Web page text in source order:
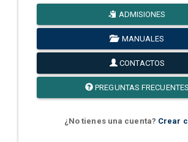
ADMISIONES
MANUALES
CONTACTOS
PREGUNTAS FRECUENTES
¿No tienes una cuenta? Crear